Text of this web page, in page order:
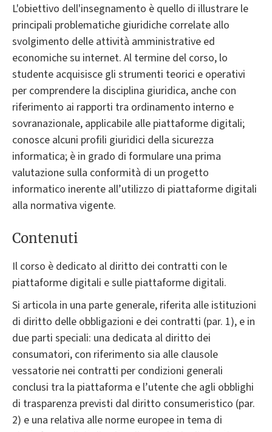
L'obiettivo dell'insegnamento è quello di illustrare le
principali problematiche giuridiche correlate allo
svolgimento delle attività amministrative ed
economiche su internet. Al termine del corso, lo
studente acquisisce gli strumenti teorici e operativi
per comprendere la disciplina giuridica, anche con
riferimento ai rapporti tra ordinamento interno e
sovranazionale, applicabile alle piattaforme digitali;
conosce alcuni profili giuridici della sicurezza
informatica; è in grado di formulare una prima
valutazione sulla conformità di un progetto
informatico inerente all’utilizzo di piattaforme digitali
alla normativa vigente.
Contenuti
Il corso è dedicato al diritto dei contratti con le
piattaforme digitali e sulle piattaforme digitali.
Si articola in una parte generale, riferita alle istituzioni
di diritto delle obbligazioni e dei contratti (par. 1), e in
due parti speciali: una dedicata al diritto dei
consumatori, con riferimento sia alle clausole
vessatorie nei contratti per condizioni generali
conclusi tra la piattaforma e l’utente che agli obblighi
di trasparenza previsti dal diritto consumeristico (par.
2) e una relativa alle norme europee in tema di